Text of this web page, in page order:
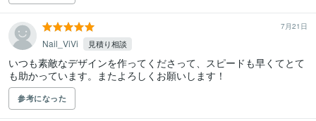
7月21日
Nail_ViVi 見積り相談
いつも素敵なデザインを作ってくださって、スピードも早くてとて
も助かっています。またよろしくお願いします！
参考になった